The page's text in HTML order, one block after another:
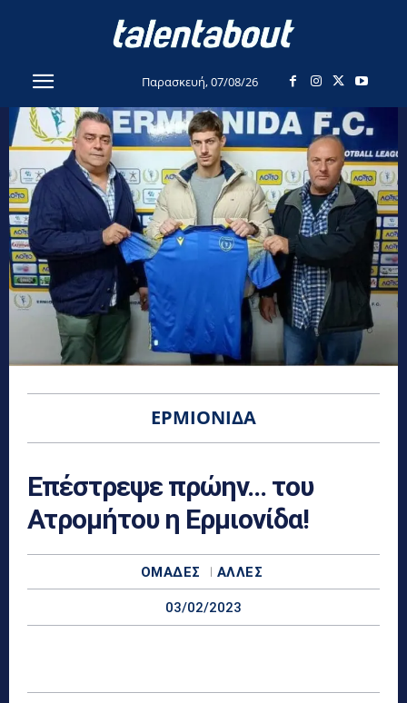
Παρασκευή, 07/08/26
ΕΡΜΙΟΝΊΔΑ
Επέστρεψε πρώην… του
Ατρομήτου η Ερμιονίδα!
ΟΜΆΔΕΣ ΆΛΛΕΣ
03/02/2023